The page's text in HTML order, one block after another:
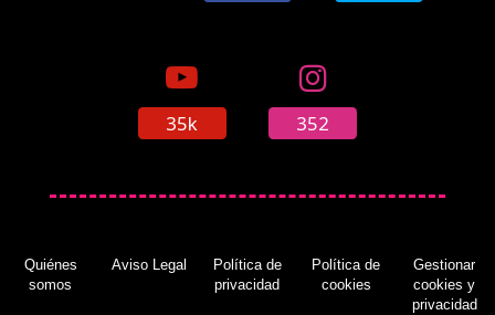
35k 352
Quiénes
somos
Aviso Legal
Política de
privacidad
Política de
cookies
Gestionar
cookies y
privacidad